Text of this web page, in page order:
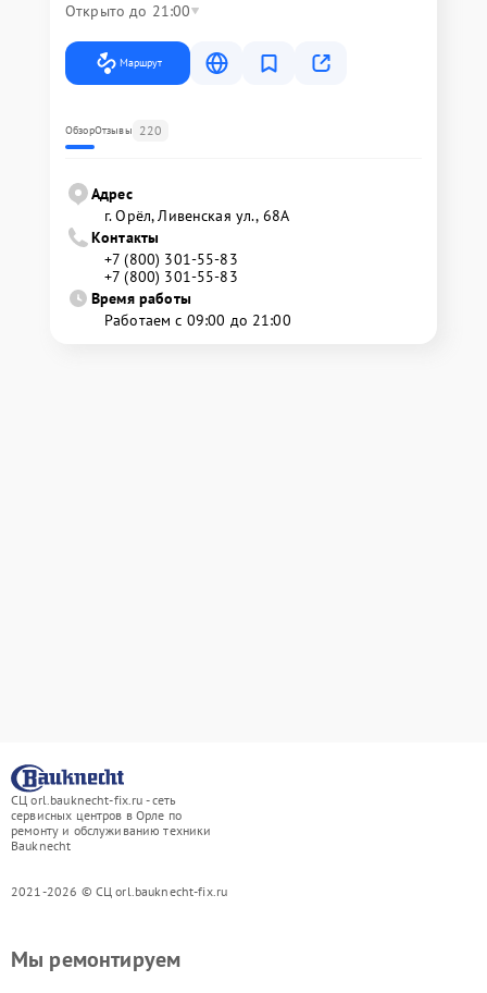
Открыто до 21:00
Маршрут
ОбзорОтзывы 220
Адрес
г. Орёл, Ливенская ул., 68А
Контакты
+7 (800) 301-55-83
+7 (800) 301-55-83
Время работы
Работаем с 09:00 до 21:00
СЦ orl.bauknecht-fix.ru - сеть
сервисных центров в Орле по
ремонту и обслуживанию техники
Bauknecht
2021-2026 © СЦ orl.bauknecht-fix.ru
Мы ремонтируем